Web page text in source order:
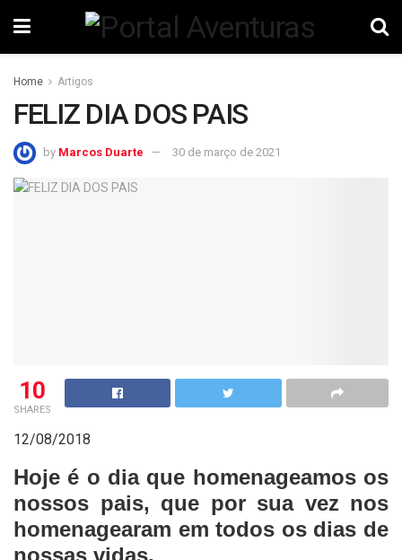
Home Artigos
FELIZ DIA DOS PAIS
by Marcos Duarte 30 de março de 2021
10
SHARES
12/08/2018
Hoje é o dia que homenageamos os
nossos pais, que por sua vez nos
homenagearam em todos os dias de
nossas vidas.